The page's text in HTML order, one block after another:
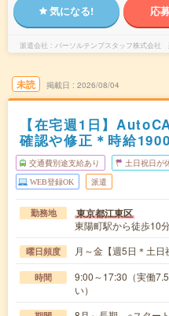
気になる! 応
派遣会社 パーソルテンプスタッフ株式会社
未読 掲載日 2026/08/04
【在宅週1日】
確認や修正＊時給
交通費別途支給あり 土日祝日が
WEB登録OK 派遣
勤務地 東京都江東区
東陽町駅から徒歩10
曜日頻度 月～金【週5日＊土日
時間
9:00～17:30（実働
い）